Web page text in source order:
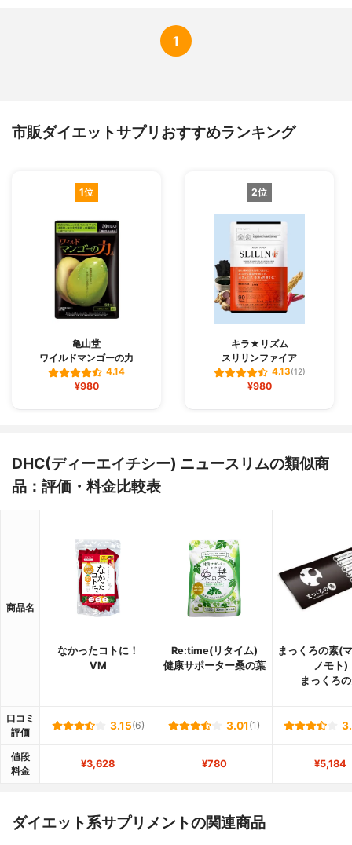
1
市販ダイエットサプリおすすめランキング
1位
亀山堂
ワイルドマンゴーの力
4.14
¥980
2位
キラ★リズム
スリリンファイア
4.13(12)
¥980
DHC(ディーエイチシー) ニュースリムの類似商
品：評価・料金比較表
商品名
なかったコトに！
VM
Re:time(リタイム)
健康サポーター桑の葉
まっくろの素(
ノモト)
まっくろ
口コミ
評価
3.15(6) 3.01 (1)
値段
料金
¥3,628 ¥780 ¥5,184
ダイエット系サプリメントの関連商品